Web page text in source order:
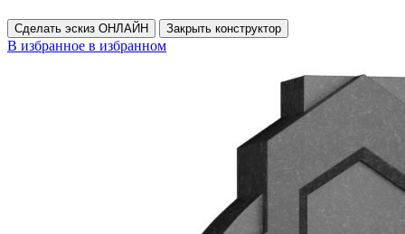
Сделать эскиз ОНЛАЙН Закрыть конструктор
В избранное в избранном